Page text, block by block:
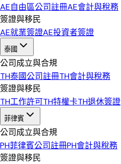
AE自由區公司註冊AE會計與稅務
簽證與移民
AE就業簽證AE投資者簽證
泰國
公司成立與合規
TH泰國公司註冊TH會計與稅務
簽證與移民
TH工作許可TH特權卡TH退休簽證
菲律賓
公司成立與合規
PH菲律賓公司註冊PH會計與稅務
簽證與移民